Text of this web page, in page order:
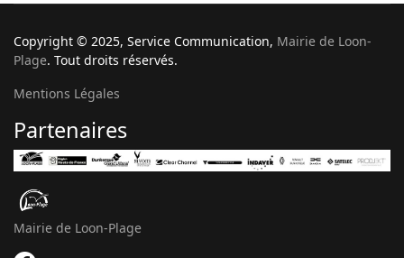
Copyright © 2025, Service Communication, Mairie de Loon-
Plage. Tout droits réservés.
Mentions Légales
Partenaires
Mairie de Loon-Plage